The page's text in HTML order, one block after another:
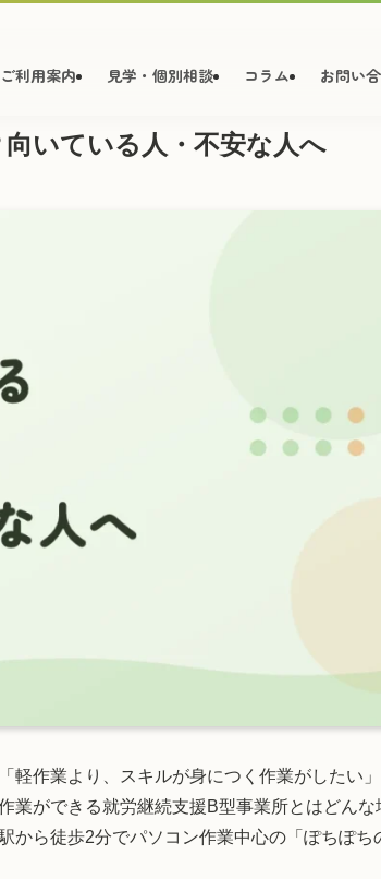
ご利用案内 見学・個別相談 コラム お問い
いている人・不安な人へ
軽作業より、スキルが身につく作業がした
業ができる就労継続支援B型事業所とはどんな
から徒歩2分でパソコン作業中心の「ぽちぽち